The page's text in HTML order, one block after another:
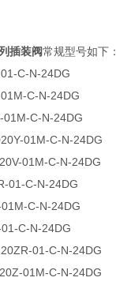
插装阀常规型号如下：
C-N-24DG
C-N-24DG
C-N-24DG
01M-C-N-24DG
01M-C-N-24DG
01-C-N-24DG
C-N-24DG
C-N-24DG
01-C-N-24DG
01M-C-N-24DG